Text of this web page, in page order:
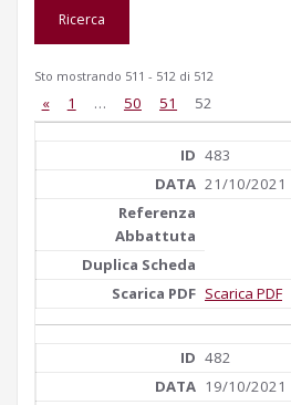
Sto mostrando 511 - 512 di 512
« 1 … 50 51 52
483
21/10/2021
Scarica PDF
482
19/10/2021